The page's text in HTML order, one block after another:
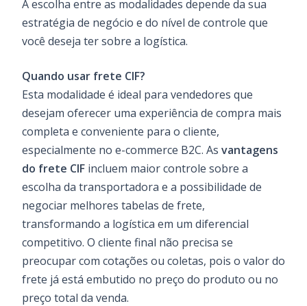
A escolha entre as modalidades depende da sua
estratégia de negócio e do nível de controle que
você deseja ter sobre a logística.
Quando usar frete CIF?
Esta modalidade é ideal para vendedores que
desejam oferecer uma experiência de compra mais
completa e conveniente para o cliente,
especialmente no e-commerce B2C. As vantagens
do frete CIF incluem maior controle sobre a
escolha da transportadora e a possibilidade de
negociar melhores tabelas de frete,
transformando a logística em um diferencial
competitivo. O cliente final não precisa se
preocupar com cotações ou coletas, pois o valor do
frete já está embutido no preço do produto ou no
preço total da venda.